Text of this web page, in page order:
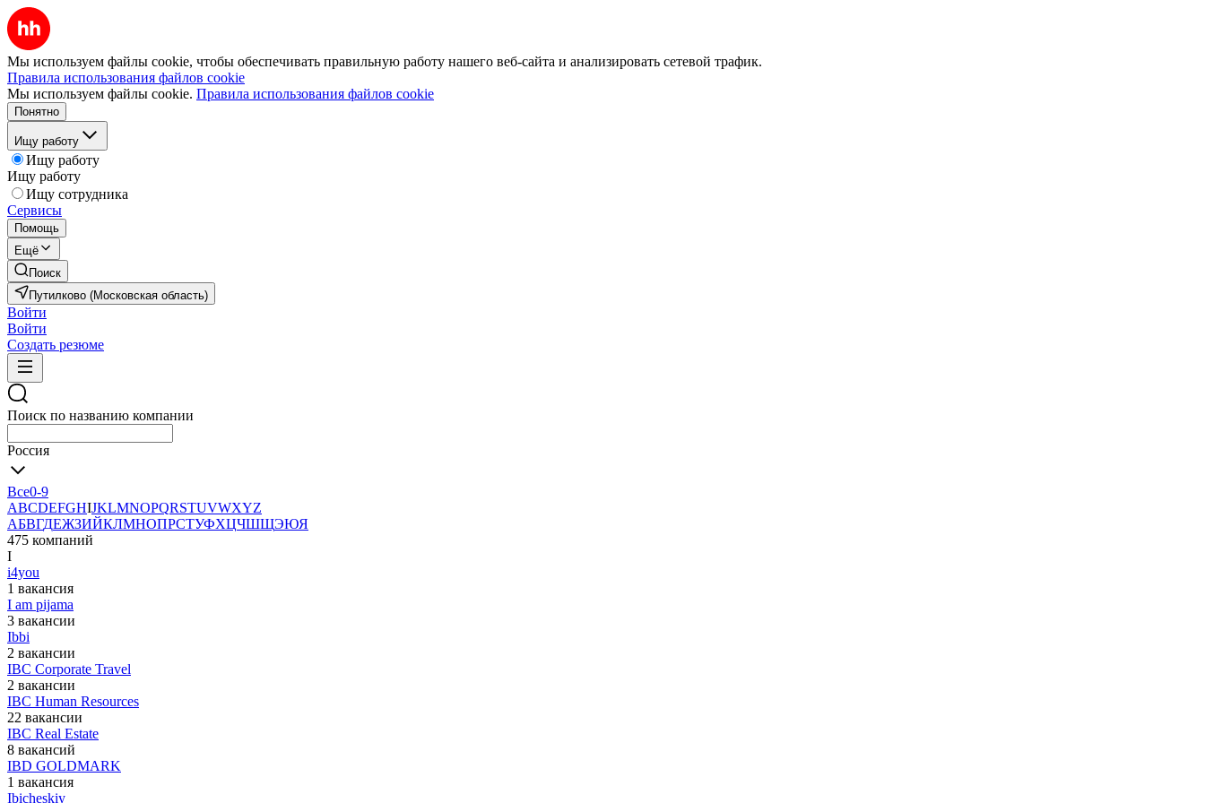
Мы используем файлы cookie, чтобы обеспечивать правильную работу нашего веб-сайта и анализировать сетевой трафик.
Правила использования файлов cookie
Мы используем файлы cookie. Правила использования файлов cookie
Понятно
Ищу работу
Ищу работу
Ищу работу
Ищу сотрудника
Сервисы
Помощь
Ещё
Поиск
Путилково (Московская область)
Войти
Войти
Создать резюме
Поиск по названию компании
Россия
Все0-9
ABCDEFGHIJKLMNOPQRSTUVWXYZ
АБВГДЕЖЗИЙКЛМНОПРСТУФХЦЧШЩЭЮЯ
475 компаний
I
i4you
1 вакансия
I am pijama
3 вакансии
Ibbi
2 вакансии
IBC Corporate Travel
2 вакансии
IBC Human Resources
22 вакансии
IBC Real Estate
8 вакансий
IBD GOLDMARK
1 вакансия
Ibicheskiy